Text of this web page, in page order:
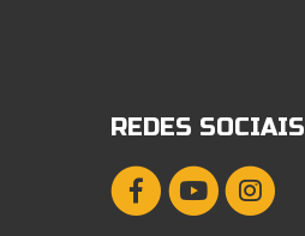
REDES SOCIAIS